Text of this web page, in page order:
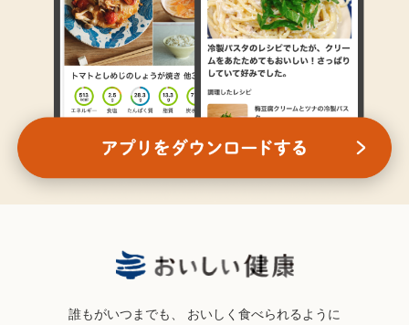
誰もがいつまでも、 おいしく食べられるように